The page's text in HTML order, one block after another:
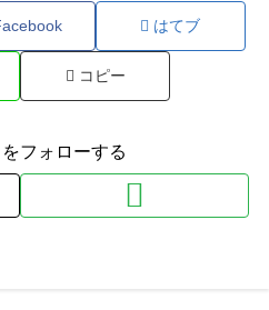
はてブ
コピー
フォローする